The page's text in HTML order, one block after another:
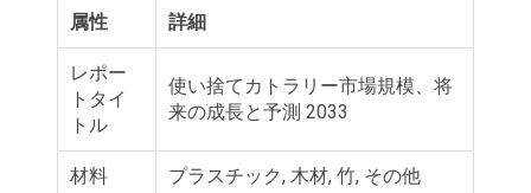
属性 詳細
レポー
トタイ
トル
使い捨てカトラリー市場規模、将
来の成長と予測 2033
材料 プラスチック, 木材, 竹, その他